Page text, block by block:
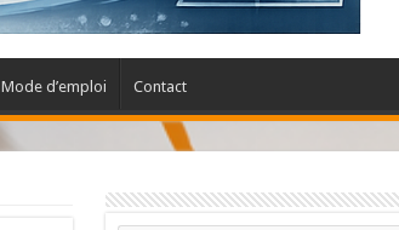
Mode d’emploi Contact